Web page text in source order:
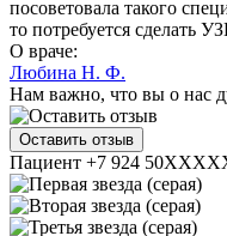
посоветовала такого
то потребуется сделать
О враче:
Любина Н. Ф.
Нам важно, что вы о нас
Оставить отзыв
Пациент +7 924